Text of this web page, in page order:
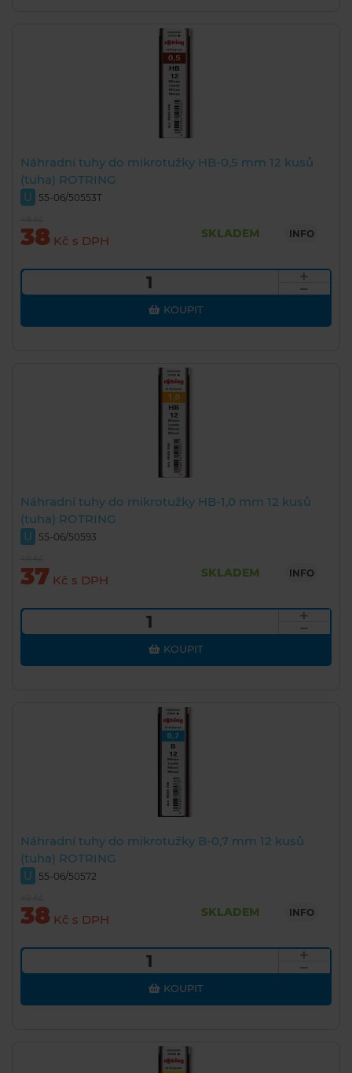
Náhradní tuhy do mikrotužky HB-0,5 mm 12 kusů
(tuha) ROTRING
U 55-06/50553T
38 Kč s DPH
SKLADEM INFO
KOUPIT
Náhradní tuhy do mikrotužky HB-1,0 mm 12 kusů
(tuha) ROTRING
U 55-06/50593
37 Kč s DPH
SKLADEM INFO
KOUPIT
Náhradní tuhy do mikrotužky B-0,7 mm 12 kusů
(tuha) ROTRING
U 55-06/50572
38 Kč s DPH
SKLADEM INFO
KOUPIT